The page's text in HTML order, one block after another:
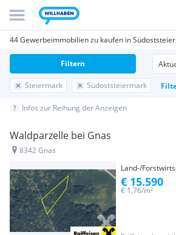
44 Gewerbeimmobilien zu kaufen in
Steiermark Südoststeiermark
Filtern
Infos zur Reihung der Anzeigen
Waldparzelle bei Gnas
8342 Gnas
Land-/
€ 1,76/m²
€ 15.590